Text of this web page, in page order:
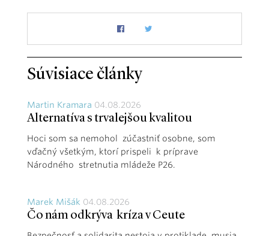
Súvisiace články
Martin Kramara 04.08.2026
Alternatíva s trvalejšou kvalitou
Hoci som sa nemohol zúčastniť osobne, som
vďačný všetkým, ktorí prispeli k príprave
Národného stretnutia mládeže P26.
Marek Mišák 04.08.2026
Čo nám odkrýva kríza v Ceute